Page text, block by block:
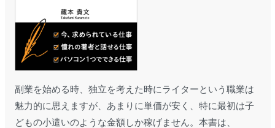
副業を始める時、独立を考えた時にライターという職業は
魅力的に思えますが、あまりに単価が安く、特に最初は子
どもの小遣いのような金額しか稼げません。本書は、